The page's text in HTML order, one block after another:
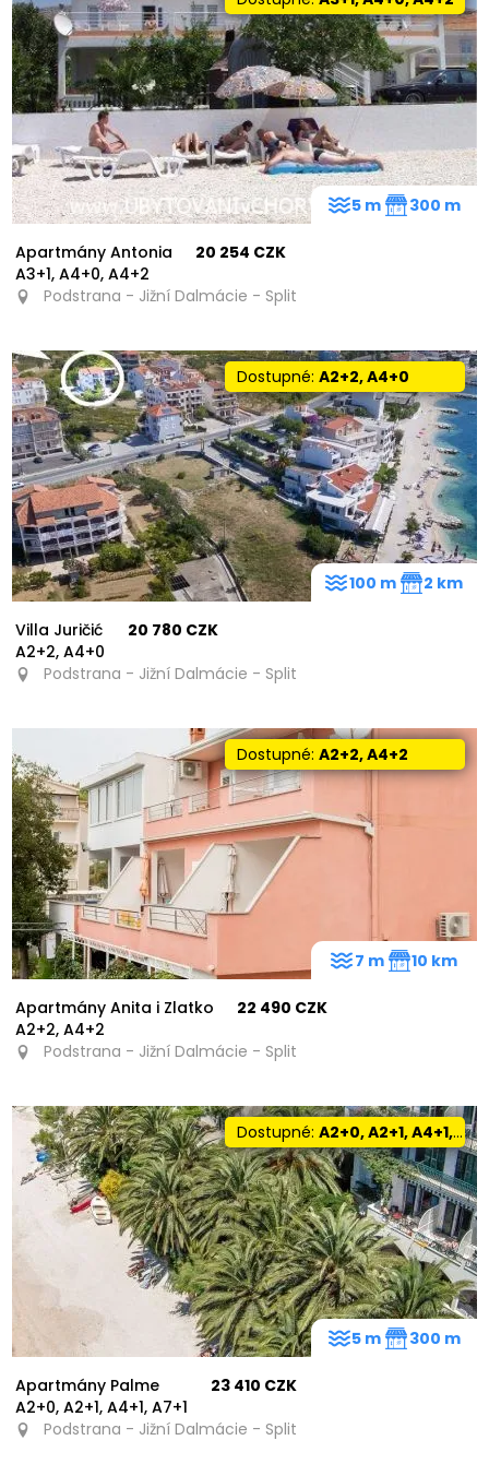
50
Apartmány Antonia
A3+1, A4+0, A4+2
20 254 CZK
Podstrana - Jižní Dalmácie - Split
5 m 300 m
Dostupné:A2+2, A4+0
Villa Juričić
A2+2, A4+0
20 780 CZK
Podstrana - Jižní Dalmácie - Split
100 m 2 km
Dostupné:A2+2, A4+2
Apartmány Anita i Zlatko
A2+2, A4+2
22 490 CZK
Podstrana - Jižní Dalmácie - Split
7 m 10 km
Dostupné:A2+0, A2+1, A4+1, A7+1
Apartmány Palme
A2+0, A2+1, A4+1, A7+1
23 410 CZK
Podstrana - Jižní Dalmácie - Split
5 m 300 m